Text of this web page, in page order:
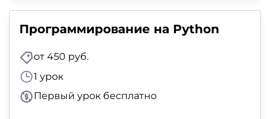
Программирование на Python
от 450 руб.
1 урок
Первый урок бесплатно